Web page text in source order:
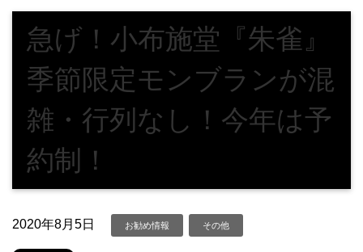
急げ！小布施堂『朱雀』
季節限定モンブランが混
雑・行列なし！今年は予
約制！
2020年8月5日 お勧め情報 その他